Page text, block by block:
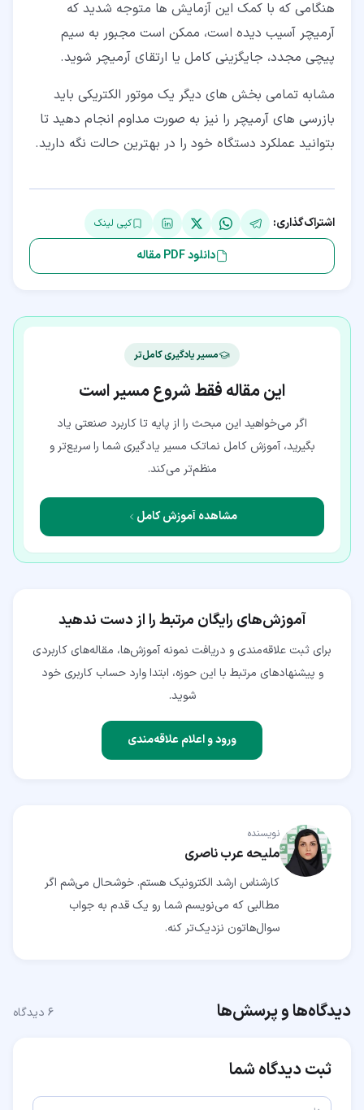
هنگامی که با کمک این آزمایش ها متوجه شدید که
آرمیچر آسیب دیده است، ممکن است مجبور به سیم
پیچی مجدد، جایگزینی کامل یا ارتقای آرمیچر شوید.
مشابه تمامی بخش های دیگر یک موتور الکتریکی باید
بازرسی های آرمیچر را نیز به صورت مداوم انجام دهید تا
بتوانید عملکرد دستگاه خود را در بهترین حالت نگه دارید.
اشتراک‌گذاری: کپی لینک
دانلود PDF مقاله
مسیر یادگیری کامل‌تر
این مقاله فقط شروع مسیر است
اگر می‌خواهید این مبحث را از پایه تا کاربرد صنعتی یاد
بگیرید، آموزش کامل نماتک مسیر یادگیری شما را سریع‌تر و
منظم‌تر می‌کند.
مشاهده آموزش کامل
آموزش‌های رایگان مرتبط را از دست ندهید
برای ثبت علاقه‌مندی و دریافت نمونه آموزش‌ها، مقاله‌های کاربردی
و پیشنهادهای مرتبط با این حوزه، ابتدا وارد حساب کاربری خود
شوید.
ورود و اعلام علاقه‌مندی
نویسنده
ملیحه عرب ناصری
کارشناس ارشد الکترونیک هستم. خوشحال می‌شم اگر
مطالبی که می‌نویسم شما رو یک قدم به جواب
سوال‌هاتون نزدیک‌تر کنه.
دیدگاه‌ها و پرسش‌ها ۶ دیدگاه
ثبت دیدگاه شما